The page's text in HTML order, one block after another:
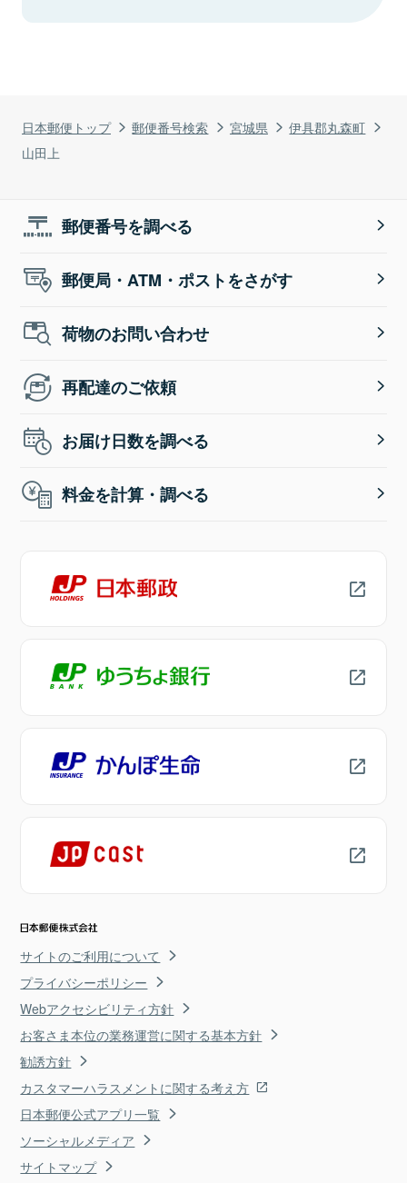
日本郵便トップ 郵便番号検索 宮城県
伊具郡丸森町
山田上
郵便番号を調べる
郵便局・ATM・ポストをさがす
荷物のお問い合わせ
再配達のご依頼
お届け日数を調べる
料金を計算・調べる
サイトのご利用について
プライバシーポリシー
Webアクセシビリティ方針
お客さま本位の業務運営に関する基本方針
勧誘方針
カスタマーハラスメントに関する考え方
日本郵便公式アプリ一覧
ソーシャルメディア
サイトマップ